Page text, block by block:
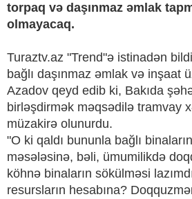
torpaq və daşınmaz əmlak
olmayacaq.
Turaztv.az "Trend"ə istinadən
bağlı daşınmaz əmlak və inşaat
Azadov qeyd edib ki, Bakıda
birləşdirmək məqsədilə tramvay
müzakirə olunurdu.
"O ki qaldı bununla bağlı
məsələsinə, bəli, ümumilikdə
köhnə binaların sökülməsi
resursların hesabına?